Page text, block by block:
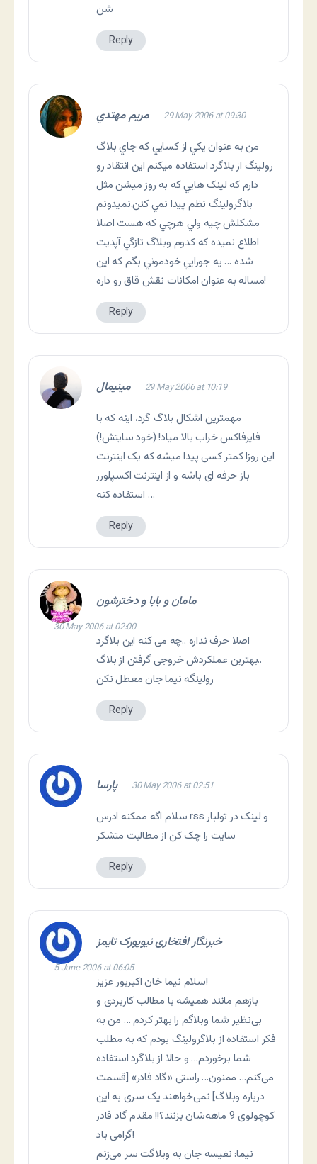
شن
Reply
مريم مهتدي 29 May 2006 at 09:30
من به عنوان يکي از کسايي که جاي بلاگ
رولينگ از بلاگرد استفاده ميکنم اين انتقاد رو
دارم که لينک هايي که به روز ميشن مثل
بلاگرولينگ نظم پيدا نمي کنن.نميدونم
مشکلش چيه ولي هرچي که هست اصلا
اطلاع نميده که کدوم وبلاگ تازگي آپديت
شده … يه جورايي خودموني بگم که اين
مساله به عنوان امکانات نقش قاق رو داره!
Reply
مینیمال 29 May 2006 at 10:19
مهمترین اشکال بلاگ گرد، اینه که با
فایرفاکس خراب بالا میاد! (خود سایتش!)
این روزا کمتر کسی پیدا میشه که یک اینترنت
باز حرفه ای باشه و از اینترنت اکسپلورر
استفاده کنه …
Reply
مامان و بابا و دخترشون
30 May 2006 at 02:00
اصلا حرف نداره ..چه می کنه این بلاگرد
..بهترین عملکردش خروجی گرفتن از بلاگ
رولینگه نیما جان معطل نکن
Reply
پارسا 30 May 2006 at 02:51
سلام اگه ممکنه ادرس rss و لینک در تولبار
سایت را چک کن از مطالبت متشکر
Reply
خبرنگار افتخاری نیویورک تایمز
5 June 2006 at 06:05
سلام نيما خان اکبربور عزيز!
بازهم مانند هميشه با مطالب کاربردی و
بی‌نظير شما وبلاگم را بهتر کردم … من به
فکر استفاده از بلاگرولينگ بودم که به مطلب
شما برخوردم… و حالا از بلاگرد استفاده
می‌کنم… ممنون… راستی «گاد فادر» [قسمت
درباره وبلاگ] نمی‌خواهند يک سری به اين
کوچولوی 9 ماهه‌شان بزنند؟!! مقدم گاد فادر
گرامی باد!
نيما: نفيسه جان به وبلاگت سر می‌زنم